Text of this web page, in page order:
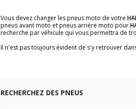
Vous devez changer les pneus moto de votre
pneus avant moto et pneus arrière moto pour
recherche par véhicule qui vous permettra de
Il n'est pas toujours évident de s'y retrouver
Vous ne savez pas comment trouver les
facilement.
RECHERCHEZ DES PNEUS